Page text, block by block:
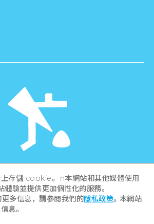
Prefecture / Hiroshima City .
All rights reserved
存儲 cookie。 n本網站和其他媒體使用
驗並提供更加個性化的服務。
多信息，請參閱我們的隱私政策。本網站
息。